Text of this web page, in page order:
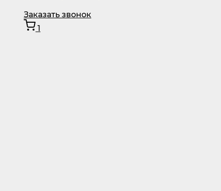
Заказать звонок
1